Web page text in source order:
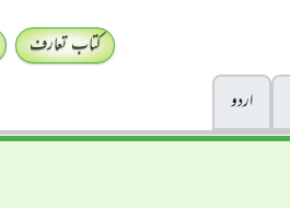
کتاب تعارف
اردو